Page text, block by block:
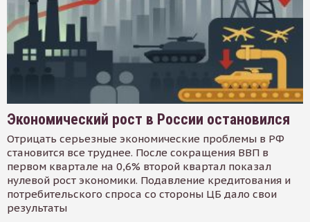
Экономический рост в России остановился
Отрицать серьезные экономические проблемы в РФ
становится все труднее. После сокращения ВВП в
первом квартале на 0,6% второй квартал показал
нулевой рост экономики. Подавление кредитования и
потребительского спроса со стороны ЦБ дало свои
результаты